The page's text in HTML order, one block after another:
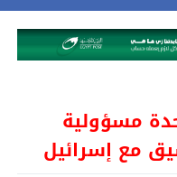
مسؤولية
مع إسرائيل